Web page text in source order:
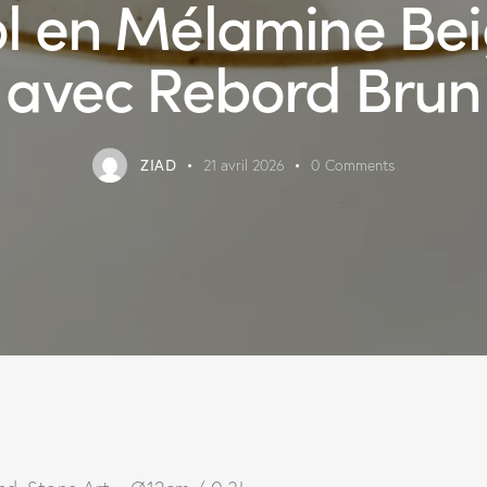
en Mélamine
avec Rebord Brun
ZIAD 21 avril 2026 0 Comments